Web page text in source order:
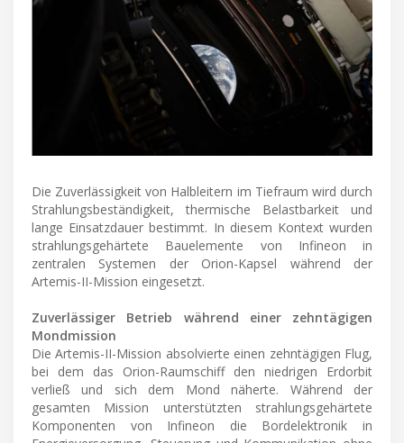
Die Zuverlässigkeit von Halbleitern im Tiefraum wird durch
Strahlungsbeständigkeit, thermische Belastbarkeit und
lange Einsatzdauer bestimmt. In diesem Kontext wurden
strahlungsgehärtete Bauelemente von Infineon in
zentralen Systemen der Orion-Kapsel während der
Artemis-II-Mission eingesetzt.
Zuverlässiger Betrieb während einer zehntägigen
Mondmission
Die Artemis-II-Mission absolvierte einen zehntägigen Flug,
bei dem das Orion-Raumschiff den niedrigen Erdorbit
verließ und sich dem Mond näherte. Während der
gesamten Mission unterstützten strahlungsgehärtete
Komponenten von Infineon die Bordelektronik in